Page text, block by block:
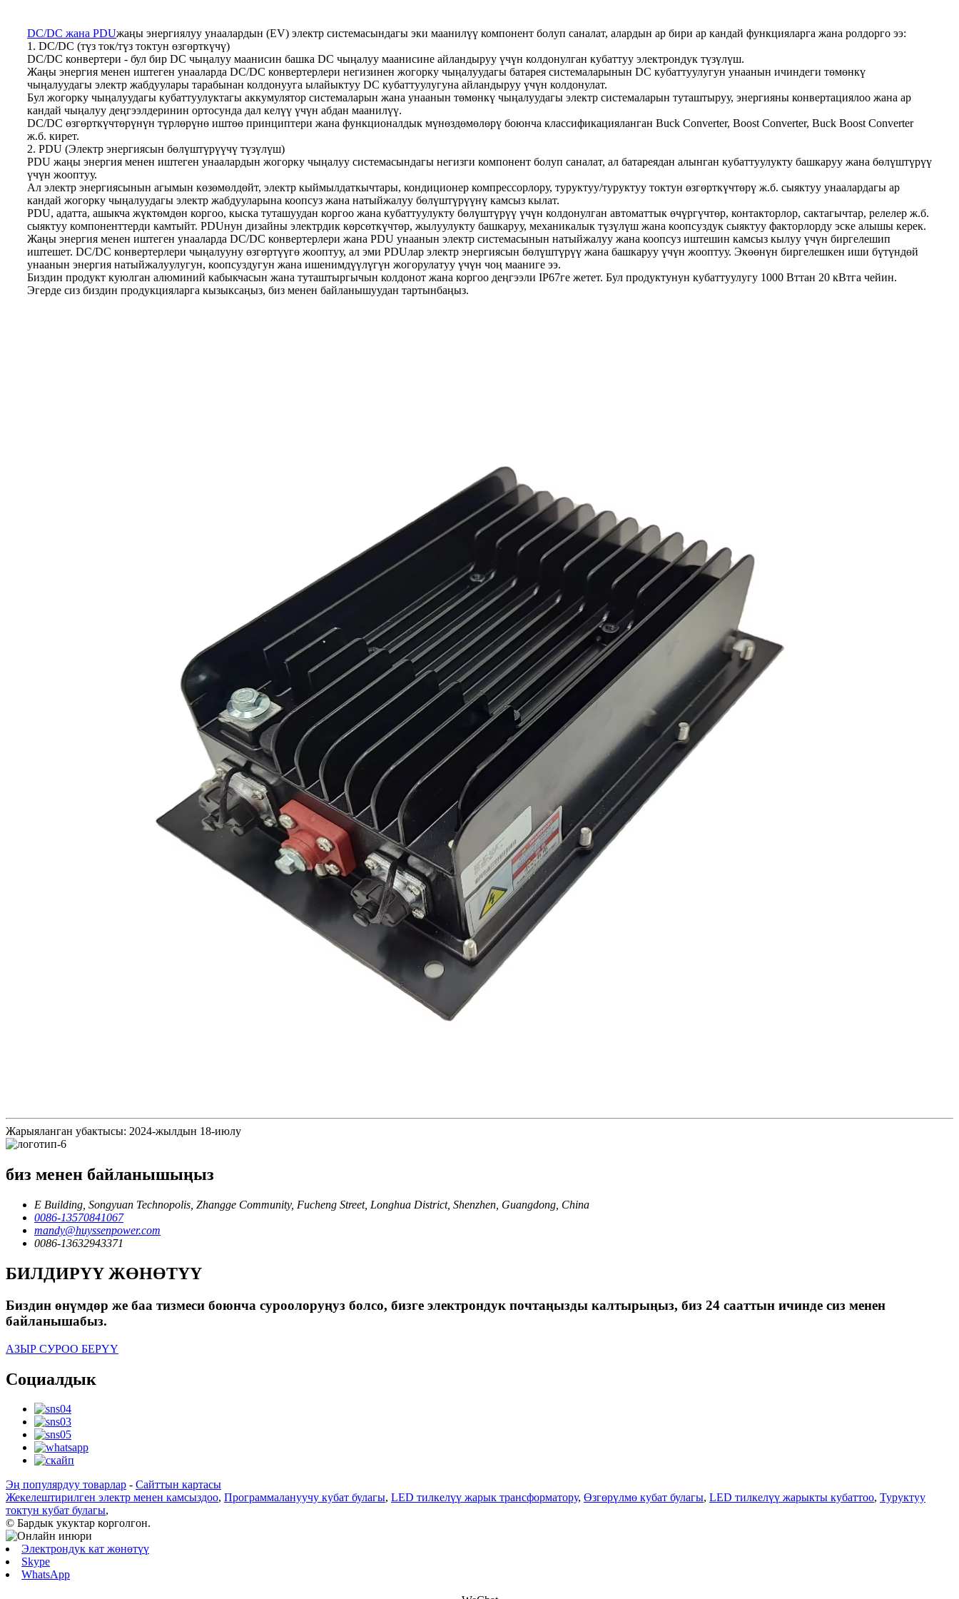
DC/DC жана PDUжаңы энергиялуу унаалардын (EV) электр системасындагы эки маанилүү компонент болуп саналат, алардын ар бири ар кандай функцияларга жана ролдорго ээ:
1. DC/DC (түз ток/түз токтун өзгөрткүчү)
DC/DC конвертери - бул бир DC чыңалуу маанисин башка DC чыңалуу маанисине айландыруу үчүн колдонулган кубаттуу электрондук түзүлүш.
Жаңы энергия менен иштеген унааларда DC/DC конвертерлери негизинен жогорку чыңалуудагы батарея системаларынын DC кубаттуулугун унаанын ичиндеги төмөнкү
чыңалуудагы электр жабдуулары тарабынан колдонууга ылайыктуу DC кубаттуулугуна айландыруу үчүн колдонулат.
Бул жогорку чыңалуудагы кубаттуулуктагы аккумулятор системаларын жана унаанын төмөнкү чыңалуудагы электр системаларын туташтыруу, энергияны конвертациялоо жана ар
кандай чыңалуу деңгээлдеринин ортосунда дал келүү үчүн абдан маанилүү.
DC/DC өзгөрткүчтөрүнүн түрлөрүнө иштөө принциптери жана функционалдык мүнөздөмөлөрү боюнча классификацияланган Buck Converter, Boost Converter, Buck Boost Converter
ж.б. кирет.
2. PDU (Электр энергиясын бөлүштүрүүчү түзүлүш)
PDU жаңы энергия менен иштеген унаалардын жогорку чыңалуу системасындагы негизги компонент болуп саналат, ал батареядан алынган кубаттуулукту башкаруу жана бөлүштүрүү
үчүн жооптуу.
Ал электр энергиясынын агымын көзөмөлдөйт, электр кыймылдаткычтары, кондиционер компрессорлору, туруктуу/туруктуу токтун өзгөрткүчтөрү ж.б. сыяктуу унаалардагы ар
кандай жогорку чыңалуудагы электр жабдууларына коопсуз жана натыйжалуу бөлүштүрүүнү камсыз кылат.
PDU, адатта, ашыкча жүктөмдөн коргоо, кыска туташуудан коргоо жана кубаттуулукту бөлүштүрүү үчүн колдонулган автоматтык өчүргүчтөр, контакторлор, сактагычтар, релелер ж.б.
сыяктуу компоненттерди камтыйт. PDUнун дизайны электрдик көрсөткүчтөр, жылуулукту башкаруу, механикалык түзүлүш жана коопсуздук сыяктуу факторлорду эске алышы керек.
Жаңы энергия менен иштеген унааларда DC/DC конвертерлери жана PDU унаанын электр системасынын натыйжалуу жана коопсуз иштешин камсыз кылуу үчүн биргелешип
иштешет. DC/DC конвертерлери чыңалууну өзгөртүүгө жооптуу, ал эми PDUлар электр энергиясын бөлүштүрүү жана башкаруу үчүн жооптуу. Экөөнүн биргелешкен иши бүтүндөй
унаанын энергия натыйжалуулугун, коопсуздугун жана ишенимдүүлүгүн жогорулатуу үчүн чоң мааниге ээ.
Биздин продукт куюлган алюминий кабыкчасын жана туташтыргычын колдонот жана коргоо деңгээли IP67ге жетет. Бул продуктунун кубаттуулугу 1000 Вттан 20 кВтга чейин.
Эгерде сиз биздин продукцияларга кызыксаңыз, биз менен байланышуудан тартынбаңыз.
Жарыяланган убактысы: 2024-жылдын 18-июлу
биз менен байланышыңыз
E Building, Songyuan Technopolis, Zhangge Community, Fucheng Street, Longhua District, Shenzhen, Guangdong, China
0086-13570841067
mandy@huyssenpower.com
0086-13632943371
БИЛДИРҮҮ ЖӨНӨТҮҮ
Биздин өнүмдөр же баа тизмеси боюнча суроолоруңуз болсо, бизге электрондук почтаңызды калтырыңыз, биз 24 сааттын ичинде сиз менен
байланышабыз.
АЗЫР СУРОО БЕРҮҮ
Социалдык
Эң популярдуу товарлар - Сайттын картасы
Жекелештирилген электр менен камсыздоо, Программалануучу кубат булагы, LED тилкелүү жарык трансформатору, Өзгөрүлмө кубат булагы, LED тилкелүү жарыкты кубаттоо, Туруктуу
токтун кубат булагы,
© Бардык укуктар корголгон.
Электрондук кат жөнөтүү
Skype
WhatsApp